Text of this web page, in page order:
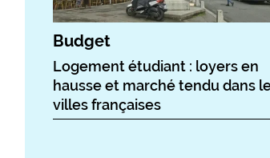
Budget
Logement étudiant : loyers en
hausse et marché tendu dans
villes françaises